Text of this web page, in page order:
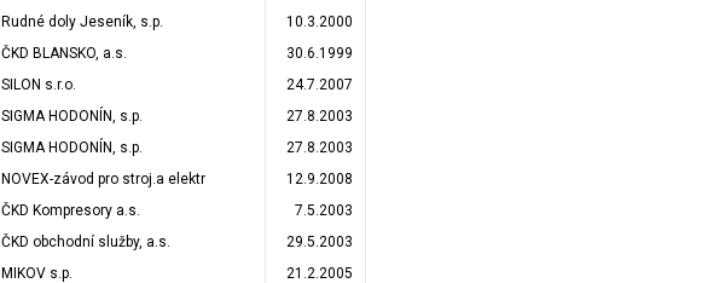
Rudné doly Jeseník, s.p.
10.3.2000
ČKD BLANSKO, a.s.
30.6.1999
SILON s.r.o.
24.7.2007
SIGMA HODONÍN, s.p.
27.8.2003
SIGMA HODONÍN, s.p.
27.8.2003
NOVEX-závod pro stroj.a elektr
12.9.2008
ČKD Kompresory a.s.
7.5.2003
ČKD obchodní služby, a.s.
29.5.2003
MIKOV s.p.
21.2.2005